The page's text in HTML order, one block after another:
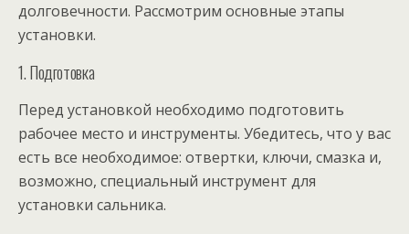
долговечности. Рассмотрим основные этапы
установки.
1. Подготовка
Перед установкой необходимо подготовить
рабочее место и инструменты. Убедитесь, что у вас
есть все необходимое: отвертки, ключи, смазка и,
возможно, специальный инструмент для
установки сальника.